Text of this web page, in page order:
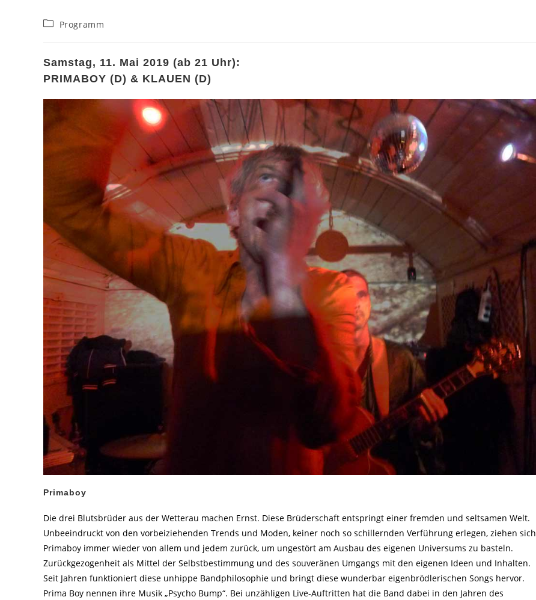
Beitrags-
Programm
Samstag, 11. Mai 2019 (ab 21 Uhr):
PRIMABOY (D) & KLAUEN (D)
Primaboy
Die drei Blutsbrüder aus der Wetterau machen Ernst. Diese Brüderschaft entspringt einer fremden und seltsamen Welt.
Unbeeindruckt von den vorbeiziehenden Trends und Moden, keiner noch so schillernden Verführung erlegen, ziehen sich
Primaboy immer wieder von allem und jedem zurück, um ungestört am Ausbau des eigenen Universums zu basteln.
Zurückgezogenheit als Mittel der Selbstbestimmung und des souveränen Umgangs mit den eigenen Ideen und Inhalten.
Seit Jahren funktioniert diese unhippe Bandphilosophie und bringt diese wunderbar eigenbrödlerischen Songs hervor.
Prima Boy nennen ihre Musik „Psycho Bump“. Bei unzähligen Live-Auftritten hat die Band dabei in den Jahren des